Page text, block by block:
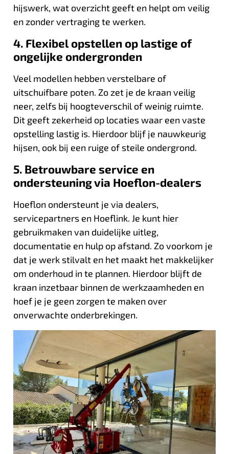
hijswerk, wat overzicht geeft en helpt om veilig
en zonder vertraging te werken.
4. Flexibel opstellen op lastige of
ongelijke ondergronden
Veel modellen hebben verstelbare of
uitschuifbare poten. Zo zet je de kraan veilig
neer, zelfs bij hoogteverschil of weinig ruimte.
Dit geeft zekerheid op locaties waar een vaste
opstelling lastig is. Hierdoor blijf je nauwkeurig
hijsen, ook bij een ruige of steile ondergrond.
5. Betrouwbare service en
ondersteuning via Hoeflon-dealers
Hoeflon ondersteunt je via dealers,
servicepartners en Hoeflink. Je kunt hier
gebruikmaken van duidelijke uitleg,
documentatie en hulp op afstand. Zo voorkom je
dat je werk stilvalt en het maakt het makkelijker
om onderhoud in te plannen. Hierdoor blijft de
kraan inzetbaar binnen de werkzaamheden en
hoef je je geen zorgen te maken over
onverwachte onderbrekingen.